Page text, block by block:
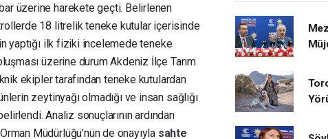
üzerine harekete geçti. Belirlenen
18 litrelik teneke kutular içerisinde
yaptığı ilk fiziki incelemede teneke
üzerine durum Akdeniz İlçe Tarım
ekipler tarafından teneke kutulardan
zeytinyağı olmadığı ve insan sağlığı
Analiz sonuçlarının ardından
Müdürlüğü’nün de onayıyla sahte